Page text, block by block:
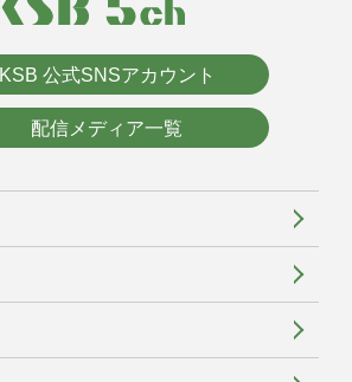
KSB 公式SNSアカウント
配信メディア一覧